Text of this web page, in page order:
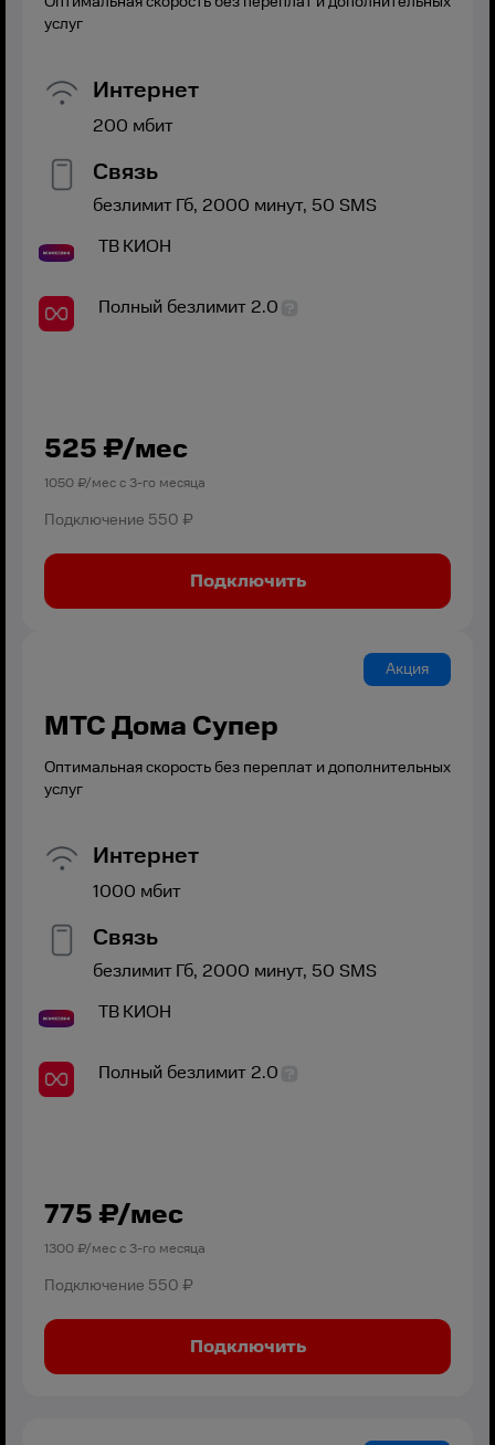
услуг
Интернет
200 мбит
Связь
безлимитГб, 2000 минут, 50 SMS
ТВКИОН
Полный безлимит 2.0
525 ₽/мес
1050₽/мес с 3-го месяца
Подключение 550 ₽
Подключить
Акция
МТС Дома Супер
Оптимальная скорость без переплат и дополнительных
услуг
Интернет
1000 мбит
Связь
безлимитГб, 2000 минут, 50 SMS
ТВКИОН
Полный безлимит 2.0
775 ₽/мес
1300₽/мес с 3-го месяца
Подключение 550 ₽
Подключить